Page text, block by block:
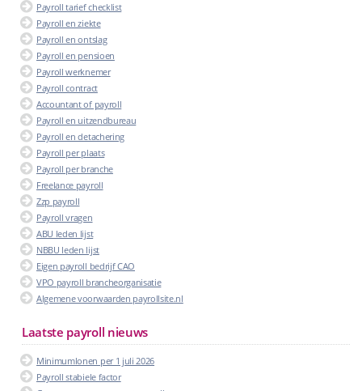
Payroll tarief checklist
Payroll en ziekte
Payroll en ontslag
Payroll en pensioen
Payroll werknemer
Payroll contract
Accountant of payroll
Payroll en uitzendbureau
Payroll en detachering
Payroll per plaats
Payroll per branche
Freelance payroll
Zzp payroll
Payroll vragen
ABU leden lijst
NBBU leden lijst
Eigen payroll bedrijf CAO
VPO payroll brancheorganisatie
Algemene voorwaarden payrollsite.nl
Laatste payroll nieuws
Minimumlonen per 1 juli 2026
Payroll stabiele factor